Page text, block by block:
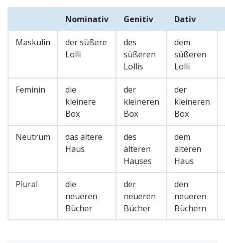
Nominativ Genitiv Dativ
Maskulin
der süßere
Lolli
des
süßeren
Lollis
dem
süßeren
Lolli
Feminin
die
kleinere
Box
der
kleineren
Box
der
kleineren
Box
Neutrum
das ältere
Haus
des
älteren
Hauses
dem
älteren
Haus
Plural
die
neueren
Bücher
der
neueren
Bücher
den
neueren
Büchern